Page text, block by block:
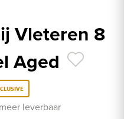
Vleteren 8
Aged
leverbaar